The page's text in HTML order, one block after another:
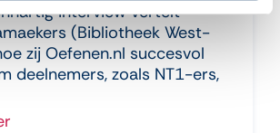
interview vertelt
(Bibliotheek West-
zij Oefenen.nl succesvol
deelnemers, zoals NT1-ers,